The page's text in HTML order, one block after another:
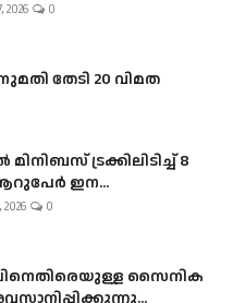
2026 0
തേടി 20 വിമത
ട്രക്കിലിടിച്ച് 8
ഇന...
0
സൈനിക